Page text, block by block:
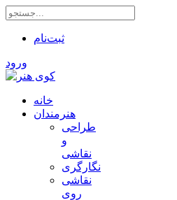
ثبت‌نام
ورود
خانه
هنرمندان
طراحی
و
نقاشی
نگارگری
نقاشی
روی